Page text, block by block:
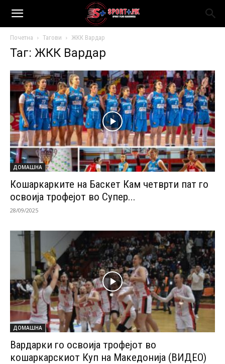
Почетна Тагови ЖКК Вардар
Таг: ЖКК Вардар
ДОМАШНА
Кошаркарките на Баскет Кам четврти пат го
освоија трофејот во Супер...
28/09/2025
ДОМАШНА
Вардарки го освоија трофејот во
кошаркарскиот Куп на Македонија (ВИДЕО)